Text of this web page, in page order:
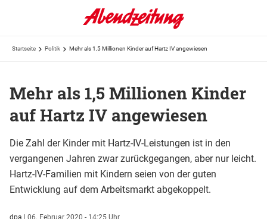
Startseite Politik Mehr als 1,5 Millionen Kinder auf Hartz IV angewiesen
Mehr als 1,5 Millionen Kinder
auf Hartz IV angewiesen
Die Zahl der Kinder mit Hartz-IV-Leistungen ist in den
vergangenen Jahren zwar zurückgegangen, aber nur leicht.
Hartz-IV-Familien mit Kindern seien von der guten
Entwicklung auf dem Arbeitsmarkt abgekoppelt.
dpa | 06. Februar 2020 - 14:25 Uhr